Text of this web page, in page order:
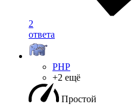
2
ответа
PHP
+2 ещё
Простой